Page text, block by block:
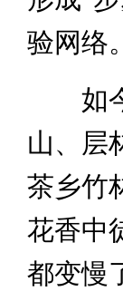
验网络。
如今
山、层
茶乡竹
花香中
都变慢